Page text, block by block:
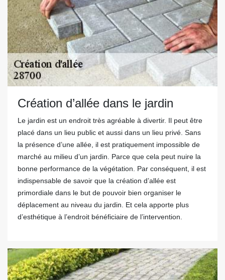
Création d’allée dans le jardin
Le jardin est un endroit très agréable à divertir. Il peut être
placé dans un lieu public et aussi dans un lieu privé. Sans
la présence d’une allée, il est pratiquement impossible de
marché au milieu d’un jardin. Parce que cela peut nuire la
bonne performance de la végétation. Par conséquent, il est
indispensable de savoir que la création d’allée est
primordiale dans le but de pouvoir bien organiser le
déplacement au niveau du jardin. Et cela apporte plus
d’esthétique à l’endroit bénéficiaire de l’intervention.